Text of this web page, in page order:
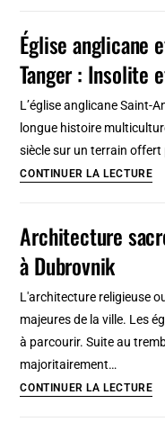
de
Église anglicane
Tanger : Insolite
L’église anglicane Saint-
longue histoire
siècle sur un terrain offert
CONTINUER LA LECTURE
et
Architecture
à Dubrovnik
L'architecture religieuse
majeures de la ville. Les
à parcourir. Suite au
majoritairement…
CONTINUER LA LECTURE